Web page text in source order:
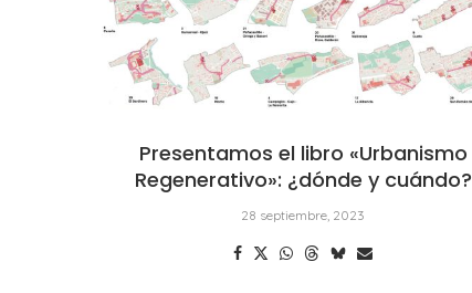
Presentamos el libro «Urbanismo
Regenerativo»: ¿dónde y cuándo?
28 septiembre, 2023